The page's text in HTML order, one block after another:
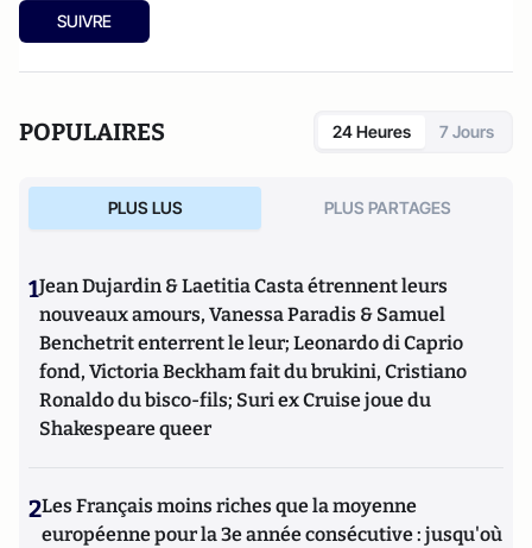
publiques sur les drogues et toxicomanies.
SUIVRE
POPULAIRES 24 Heures 7 Jours
PLUS LUS PLUS PARTAGES
1Jean Dujardin & Laetitia Casta étrennent leurs
nouveaux amours, Vanessa Paradis & Samuel
Benchetrit enterrent le leur; Leonardo di Caprio
fond, Victoria Beckham fait du brukini, Cristiano
Ronaldo du bisco-fils; Suri ex Cruise joue du
Shakespeare queer
2Les Français moins riches que la moyenne
européenne pour la 3e année consécutive : jusqu'où